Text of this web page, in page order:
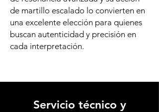
de martillo escalado lo convierten en
una excelente elección para quienes
buscan autenticidad y precisión en
cada interpretación.
Servicio técnico y